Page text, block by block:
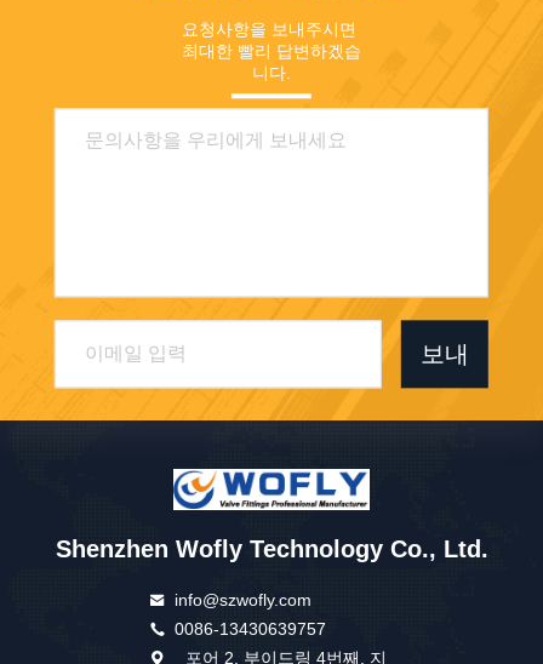
요청사항을 보내주시면
최대한 빨리 답변하겠습
니다.
보내
Shenzhen Wofly Technology Co., Ltd.
info@szwofly.com
0086-13430639757
포어 2, 부이드링 4번째, 지